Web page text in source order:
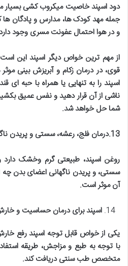
دود اسپند خاصیت میکروب کشی بسیار
جمله مهد کودک ها، مدارس و پادگان
و در هوا احتمال عفونت مسری وجود
از مهم ترین خواص دیگر اسپند این
قوی، در درمان زکام و آبریزش بینی
اسپند را به تنهایی یا همراه با حبه ای
ناشی از آن قرار دهید و نفس عمیق
شما حل خواهد شد.
13.درمان فلج، رعشه، سستی و پریدن
روغن اسپند، طبیعتی گرم وخشک دارد
سستی، و پریدن ناگهانی اعضای بدن چه
آن موثر است.
اسپند برای درمان حساسیت و
یکی از خواص قابل توجه اسپند رفع
با توجه به طبع و مزاجش، طریقه
متخصص طب سنتی دریافت کند.